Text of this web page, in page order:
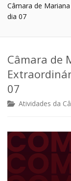
Câmara de
dia 07
Câmara de
07
Atividades da